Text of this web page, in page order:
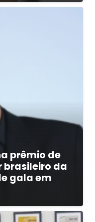
prêmio de
da
gala em